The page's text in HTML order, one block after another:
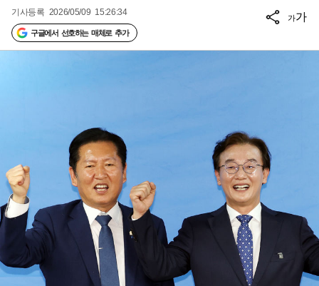
기사등록 2026/05/09 15:26:34
구글에서 선호하는 매체로 추가
가가